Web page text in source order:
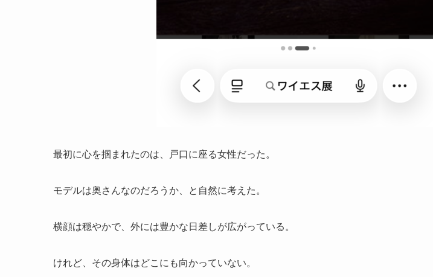
最初に心を掴まれたのは、戸口に座る女性だった。
モデルは奥さんなのだろうか、と自然に考えた。
横顔は穏やかで、外には豊かな日差しが広がっている。
けれど、その身体はどこにも向かっていない。